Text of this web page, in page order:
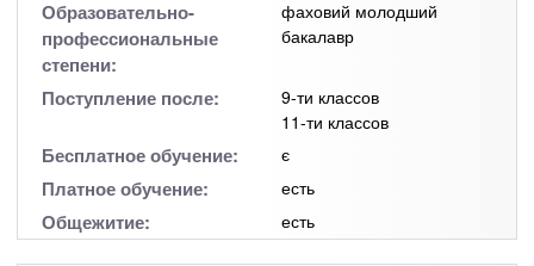
Образовательно-
профессиональные
степени:
фаховий молодший
бакалавр
Поступление после:
9-ти классов
11-ти классов
Бесплатное обучение: є
Платное обучение: есть
Общежитие: есть